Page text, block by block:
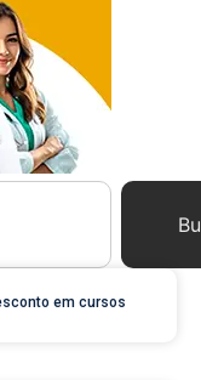
em cursos